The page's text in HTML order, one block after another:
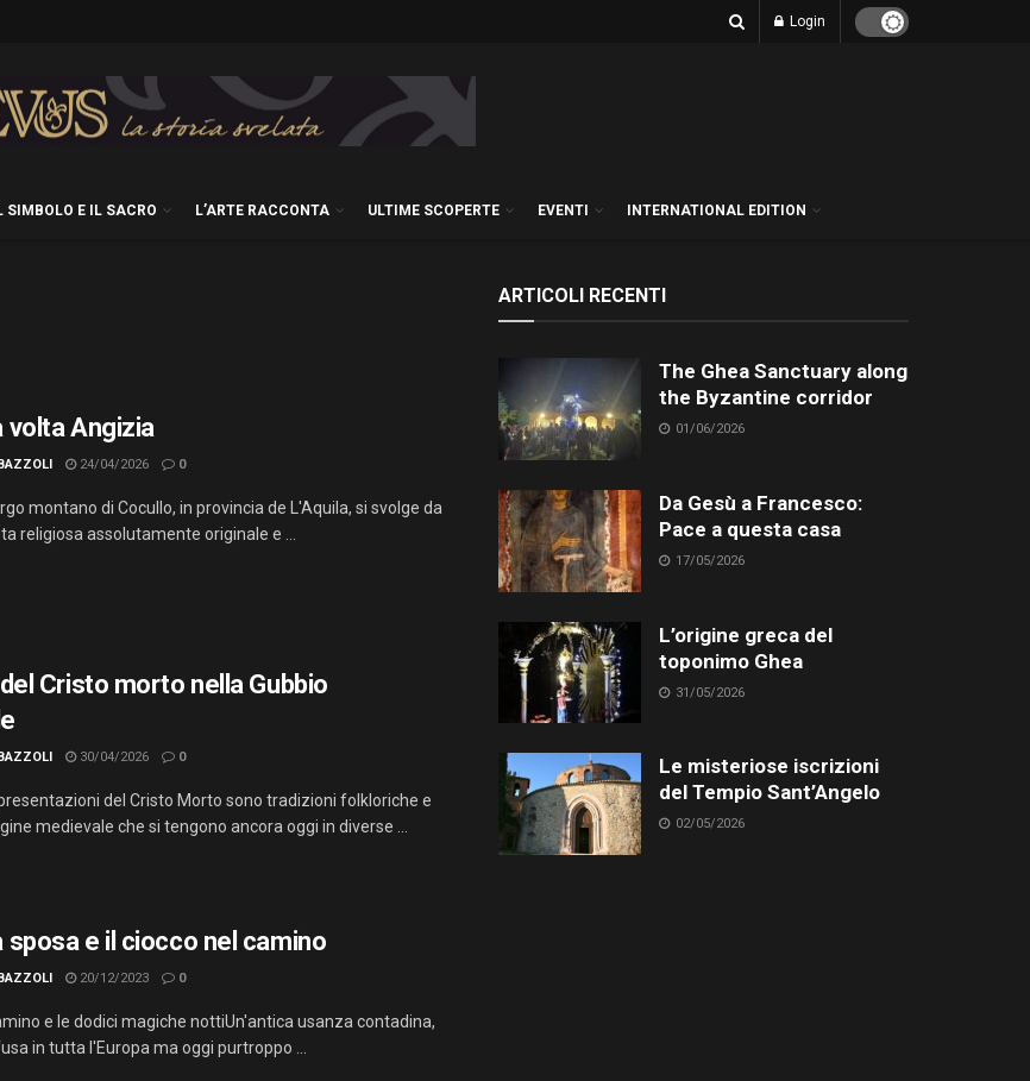
Login
SIMBOLO E IL SACRO L’ARTE RACCONTA ULTIME SCOPERTE EVENTI INTERNATIONAL EDITION
volta Angizia
24/04/2026 0
montano di Cocullo, in provincia de L'Aquila, si svolge da
religiosa assolutamente originale e ...
Cristo morto nella Gubbio
30/04/2026 0
del Cristo Morto sono tradizioni folkloriche e
medievale che si tengono ancora oggi in diverse ...
sposa e il ciocco nel camino
20/12/2023 0
e le dodici magiche nottiUn'antica usanza contadina,
in tutta l'Europa ma oggi purtroppo ...
ARTICOLI RECENTI
The Ghea Sanctuary along
the Byzantine corridor
01/06/2026
Da Gesù a Francesco:
Pace a questa casa
17/05/2026
L’origine greca del
toponimo Ghea
31/05/2026
Le misteriose iscrizioni
del Tempio Sant’Angelo
02/05/2026